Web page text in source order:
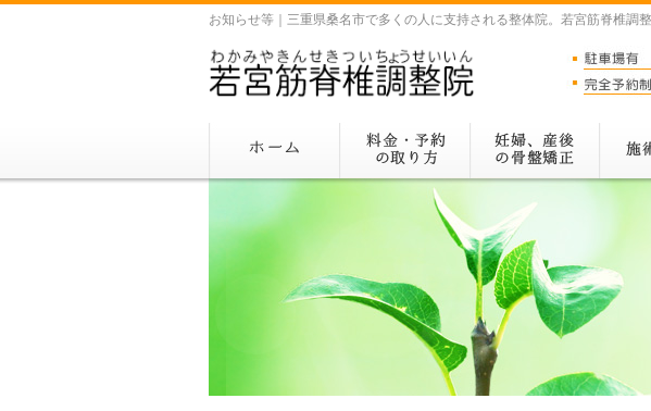
お知らせ等｜三重県桑名市で多くの人に支持される整体院。若宮筋脊椎調